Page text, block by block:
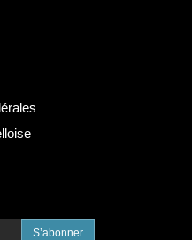
S’abonner